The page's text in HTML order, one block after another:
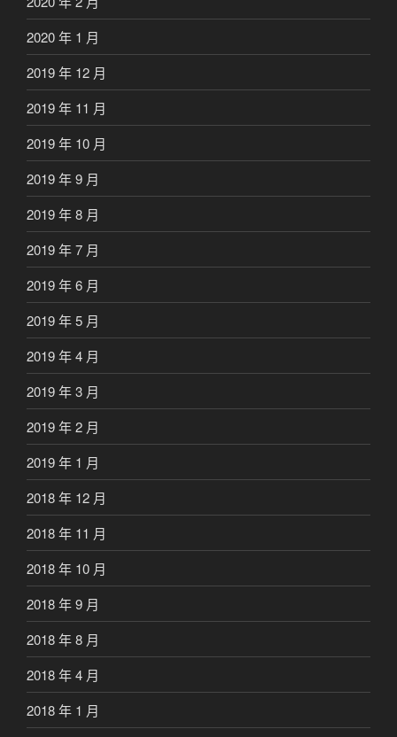
2020 年 1 月
2019 年 12 月
2019 年 11 月
2019 年 10 月
2019 年 9 月
2019 年 8 月
2019 年 7 月
2019 年 6 月
2019 年 5 月
2019 年 4 月
2019 年 3 月
2019 年 2 月
2019 年 1 月
2018 年 12 月
2018 年 11 月
2018 年 10 月
2018 年 9 月
2018 年 8 月
2018 年 4 月
2018 年 1 月